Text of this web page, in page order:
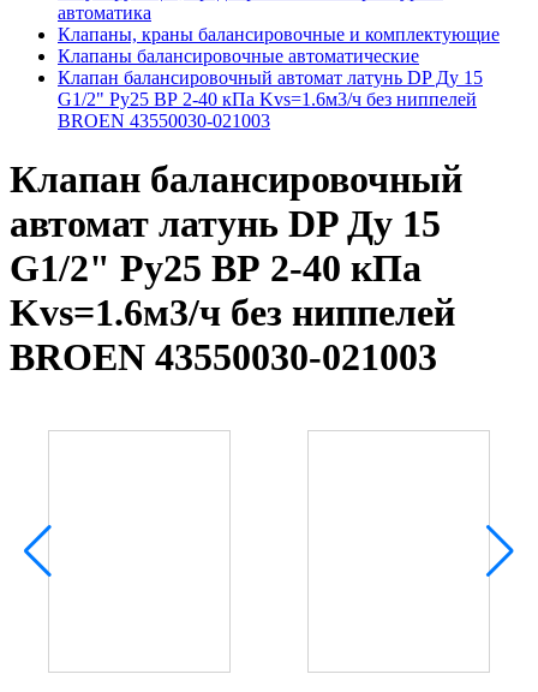
автоматика
Клапаны, краны балансировочные и комплектующие
Клапаны балансировочные автоматические
Клапан балансировочный автомат латунь DP Ду 15
G1/2" Ру25 ВР 2-40 кПа Kvs=1.6м3/ч без ниппелей
BROEN 43550030-021003
Клапан балансировочный
автомат латунь DP Ду 15
G1/2" Ру25 ВР 2-40 кПа
Kvs=1.6м3/ч без ниппелей
BROEN 43550030-021003